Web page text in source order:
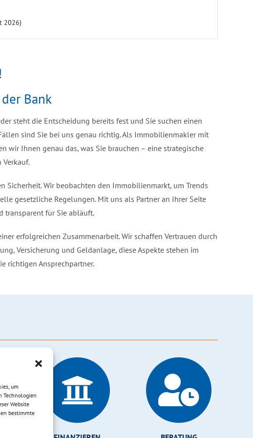
um
Technologien
Website
bestimmte
2026)
Bank
steht die Entscheidung bereits fest und Sie suchen einen
sind Sie bei uns genau richtig. Als Immobilienmakler mit
wir Ihnen genau das, was Sie brauchen – eine strategische
Sicherheit. Wir beobachten den Immobilienmarkt, um Trends
gesetzliche Regelungen. Mit uns als Partner an Ihrer Seite
transparent für Sie abläuft.
erfolgreichen Zusammenarbeit. Wir schaffen Vertrauen durch
Versicherung und Geldanlage, diese Aspekte stehen im
richtigen Ansprechpartner.